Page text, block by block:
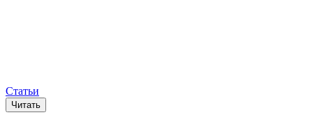
Статьи
Читать